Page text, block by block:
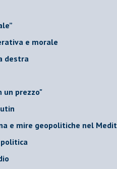
e morale
destra
un prezzo"
e mire geopolitiche nel